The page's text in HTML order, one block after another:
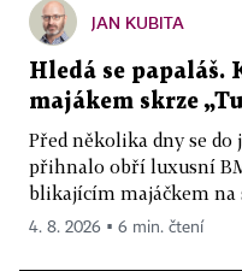
JAN KUBITA
Hledá se papaláš.
majákem skrze
Před několika dny se
přihnalo obří luxusní
blikajícím majáčkem na
4. 8. 2026 ▪ 6 min. čtení